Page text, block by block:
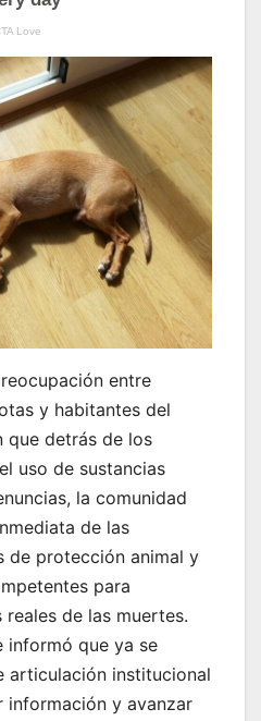
entre
y habitantes del
que detrás de los
uso de sustancias
la comunidad
de las
de protección animal y
para
de las muertes.
informó que ya se
articulación institucional
información y avanzar